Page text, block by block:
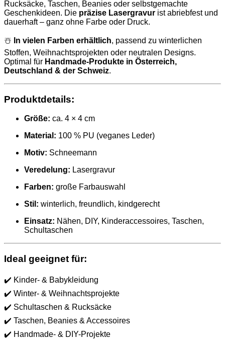
Rucksäcke, Taschen, Beanies oder selbstgemachte
Geschenkideen. Die präzise Lasergravur ist abriebfest und
dauerhaft – ganz ohne Farbe oder Druck.
☃️ In vielen Farben erhältlich, passend zu winterlichen
Stoffen, Weihnachtsprojekten oder neutralen Designs.
Optimal für Handmade-Produkte in Österreich,
Deutschland & der Schweiz.
Produktdetails:
Größe: ca. 4 × 4 cm
Material: 100 % PU (veganes Leder)
Motiv: Schneemann
Veredelung: Lasergravur
Farben: große Farbauswahl
Stil: winterlich, freundlich, kindgerecht
Einsatz: Nähen, DIY, Kinderaccessoires, Taschen,
Schultaschen
Ideal geeignet für:
✔️ Kinder- & Babykleidung
✔️ Winter- & Weihnachtsprojekte
✔️ Schultaschen & Rucksäcke
✔️ Taschen, Beanies & Accessoires
✔️ Handmade- & DIY-Projekte